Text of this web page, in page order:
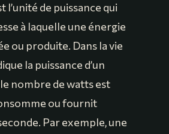
l’unité de puissance qui
à laquelle une énergie
ou produite. Dans la vie
la puissance d’un
nombre de watts est
ou fournit
Par exemple, une